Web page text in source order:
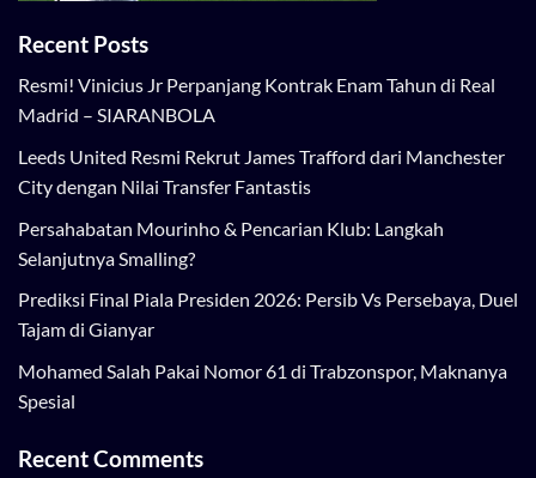
Recent Posts
Resmi! Vinicius Jr Perpanjang Kontrak Enam Tahun di Real
Madrid – SIARANBOLA
Leeds United Resmi Rekrut James Trafford dari Manchester
City dengan Nilai Transfer Fantastis
Persahabatan Mourinho & Pencarian Klub: Langkah
Selanjutnya Smalling?
Prediksi Final Piala Presiden 2026: Persib Vs Persebaya, Duel
Tajam di Gianyar
Mohamed Salah Pakai Nomor 61 di Trabzonspor, Maknanya
Spesial
Recent Comments